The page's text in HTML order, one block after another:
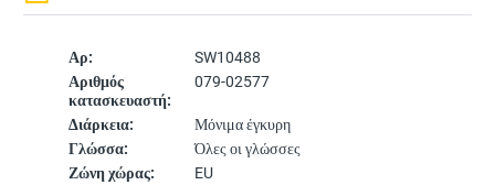
Αρ:
SW10488
Αριθμός
κατασκευαστή:
079-02577
Διάρκεια:
Μόνιμα έγκυρη
Γλώσσα:
Όλες οι γλώσσες
Ζώνη χώρας:
EU